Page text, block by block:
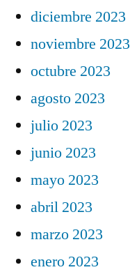
diciembre 2023
noviembre 2023
octubre 2023
agosto 2023
julio 2023
junio 2023
mayo 2023
abril 2023
marzo 2023
enero 2023